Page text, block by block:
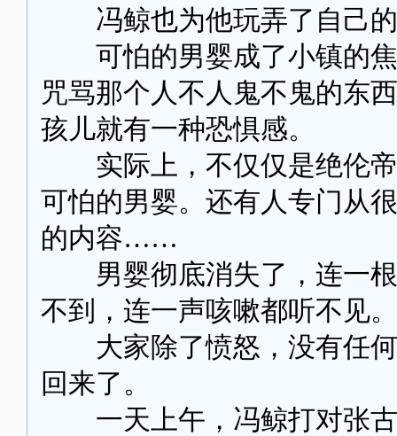
冯鲸也为他玩弄了自己
可怕的男婴成了小镇的焦
咒骂那个人不人鬼不鬼的东
孩儿就有一种恐惧感。
实际上，不仅仅是绝伦帝
可怕的男婴。还有人专门从
的内容……
男婴彻底消失了，连一根
不到，连一声咳嗽都听不见。
大家除了愤怒，没有任何
回来了。
一天上午，冯鲸打对张古